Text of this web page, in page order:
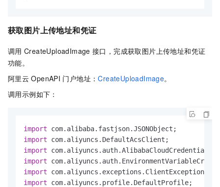
获取图片上传地址和凭证
调用 CreateUploadImage 接口，完成获取图片上传地址和凭证
功能。
阿里云 OpenAPI 门户地址：CreateUploadImage。
调用示例如下：
import
import
import
import
import
import